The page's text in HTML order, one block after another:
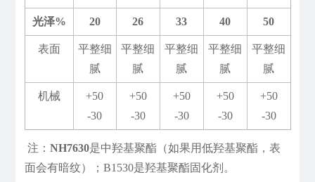
光泽% 20 26 33 40 50
表面
平整细
腻
平整细
腻
平整细
腻
平整细
腻
平整细
腻
机械
+50
-30
+50
-30
+50
-30
+50
-30
+50
-30
注： NH7630是中羟基聚酯（如果用低羟基聚酯，表
面会有暗纹）；B1530是羟基聚酯固化剂。